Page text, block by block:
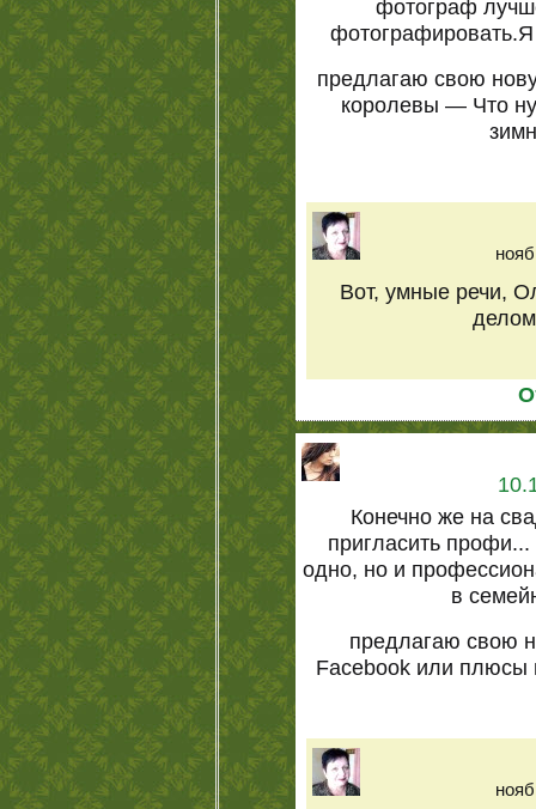
фотограф
предлагаю свою
королевы — Что
Вот, умные речи,
Конечно же на
пригласить
одно, но и
в
предлагаю свою
Facebook или плюсы